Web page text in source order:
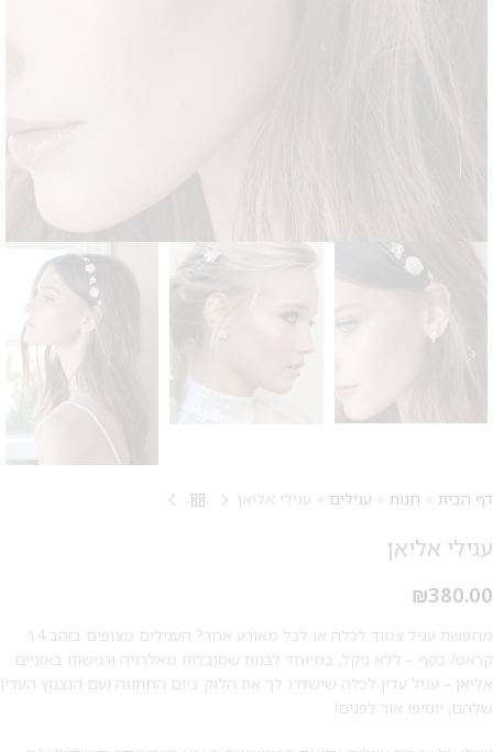
דף הבית » חנות » עגילים » עגילי אליאן
עגילי אליאן
₪380.00
מחפשת עגיל צמוד לכלה או לכל מאורע אחר? העגילים מצופים בזהב 14
קראט/ כסף – ללא ניקל, במיוחד לבנות שסובלות מאלרגיה ורגישות באזניים.
אליאן – עגיל עדין לכלה שישדרג לך את הלוק ביום החתונה ועם הנצנוץ העדין
שלהם, יוסיפו אור לפנים!